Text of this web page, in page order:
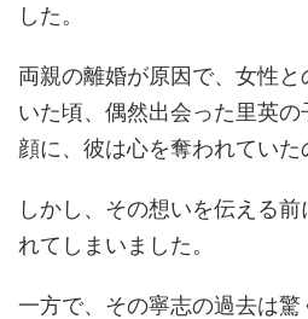
した。
両親の離婚が原因で、女性
いた頃、偶然出会った里英
顔に、彼は心を奪われていた
しかし、その想いを伝える
れてしまいました。
一方で、その寧志の過去は驚